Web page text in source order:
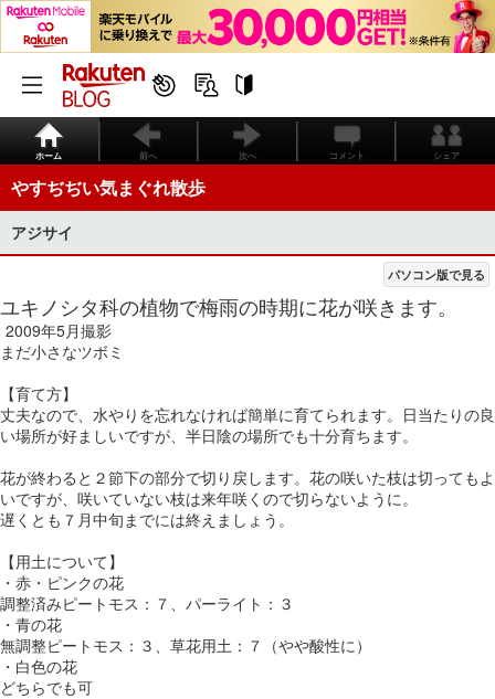
ホーム 前へ 次へ コメント シェア
やすぢぢい気まぐれ散歩
アジサイ
パソコン版で見る
ユキノシタ科の植物で梅雨の時期に花が咲きます。
2009年5月撮影
まだ小さなツボミ
【育て方】
丈夫なので、水やりを忘れなければ簡単に育てられます。日当たりの良
い場所が好ましいですが、半日陰の場所でも十分育ちます。
花が終わると２節下の部分で切り戻します。花の咲いた枝は切ってもよ
いですが、咲いていない枝は来年咲くので切らないように。
遅くとも７月中旬までには終えましょう。
【用土について】
・赤・ピンクの花
調整済みピートモス：７、パーライト：３
・青の花
無調整ピートモス：３、草花用土：７（やや酸性に）
・白色の花
どちらでも可